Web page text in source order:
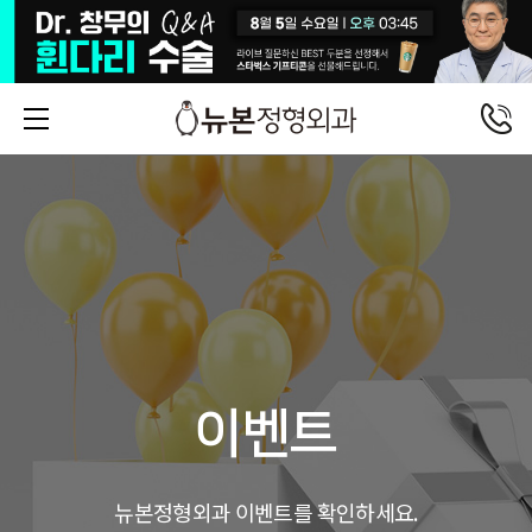
이벤트
뉴본정형외과 이벤트를 확인하세요.